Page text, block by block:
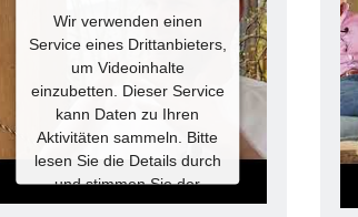
Wir verwenden einen
Service eines Drittanbieters,
um Videoinhalte
einzubetten. Dieser Service
kann Daten zu Ihren
Aktivitäten sammeln. Bitte
lesen Sie die Details durch
und stimmen Sie der
Nutzung des Service zu, um